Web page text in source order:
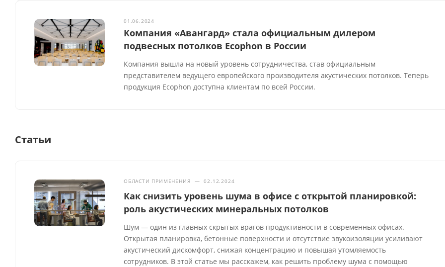
01.06.2024
Компания «Авангард» стала официальным дилером
подвесных потолков Ecophon в России
Компания вышла на новый уровень сотрудничества, став официальным
представителем ведущего европейского производителя акустических потолков. Теперь
продукция Ecophon доступна клиентам по всей России.
Статьи
ОБЛАСТИ ПРИМЕНЕНИЯ — 02.12.2024
Как снизить уровень шума в офисе с открытой планировкой:
роль акустических минеральных потолков
Шум — один из главных скрытых врагов продуктивности в современных офисах.
Открытая планировка, бетонные поверхности и отсутствие звукоизоляции усиливают
акустический дискомфорт, снижая концентрацию и повышая утомляемость
сотрудников. В этой статье мы расскажем, как решить проблему шума с помощью